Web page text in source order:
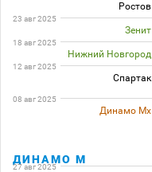
Ростов
23 авг 2025
Зенит
18 авг 2025
Нижний Новгород
12 авг 2025
Спартак
08 авг 2025
Динамо Мх
ДИНАМО М
27 авг 2025